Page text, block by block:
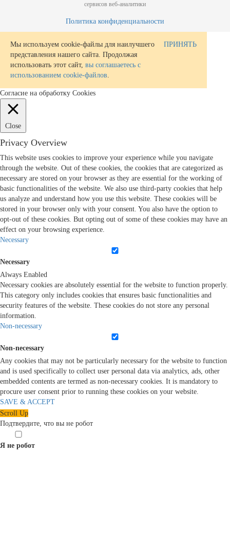
сервисов веб-аналитики
Политика конфиденциальности
Мы используем cookie-файлы для наилучшего
представления нашего сайта. Продолжая
использовать этот сайт, вы соглашаетесь с
использованием cookie-файлов
ПРИНЯТЬ
Согласие на обработку Cookies
Close
Privacy Overview
This website uses cookies to improve your experience while you navigate
through the website. Out of these cookies, the cookies that are categorized as
necessary are stored on your browser as they are essential for the working of
basic functionalities of the website. We also use third-party cookies that help
us analyze and understand how you use this website. These cookies will be
stored in your browser only with your consent. You also have the option to
opt-out of these cookies. But opting out of some of these cookies may have an
effect on your browsing experience.
Necessary
Necessary
Always Enabled
Necessary cookies are absolutely essential for the website to function properly.
This category only includes cookies that ensures basic functionalities and
security features of the website. These cookies do not store any personal
information.
Non-necessary
Non-necessary
Any cookies that may not be particularly necessary for the website to function
and is used specifically to collect user personal data via analytics, ads, other
embedded contents are termed as non-necessary cookies. It is mandatory to
procure user consent prior to running these cookies on your website.
SAVE & ACCEPT
Scroll Up
Подтвердите, что вы не робот
Я не робот